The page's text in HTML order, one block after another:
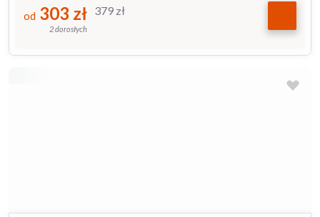
379 zł
od 303 zł
2 dorosłych